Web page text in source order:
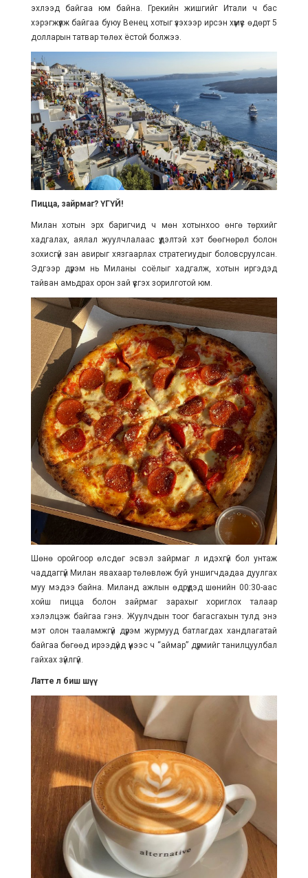
эхлээд байгаа юм байна. Грекийн жишгийг Итали ч бас
хэрэгжүүлж байгаа буюу Венец хотыг үзэхээр ирсэн хүмүүс өдөрт 5
долларын татвар төлөх ёстой болжээ.
Пицца, зайрмаг? ҮГҮЙ!
Милан хотын эрх баригчид ч мөн хотынхоо өнгө төрхийг
хадгалах, аялал жуулчлалаас үүдэлтэй хэт бөөгнөрөл болон
зохисгүй зан авирыг хязгаарлах стратегиудыг боловсруулсан.
Эдгээр дүрэм нь Миланы соёлыг хадгалж, хотын иргэдэд
тайван амьдрах орон зай үүсгэх зорилготой юм.
Шөнө оройгоор өлсдөг эсвэл зайрмаг л идэхгүй бол унтаж
чаддаггүй Милан явахаар төлөвлөж буй уншигчдадаа дуулгах
муу мэдээ байна. Миланд ажлын өдрүүдэд шөнийн 00:30-аас
хойш пицца болон зайрмаг зарахыг хориглох талаар
хэлэлцэж байгаа гэнэ. Жуулчдын тоог багасгахын тулд энэ
мэт олон тааламжгүй дүрэм журмууд батлагдах хандлагатай
байгаа бөгөөд ирээдүйд үүнээс ч “аймар” дүрмийг танилцуулбал
гайхах зүйлгүй.
Латте л биш шүү